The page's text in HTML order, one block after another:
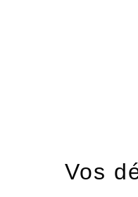
Vos